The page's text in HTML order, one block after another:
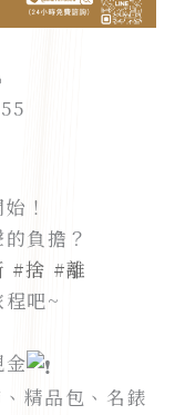
！
負擔？
#捨 #離
吧~
金
精品包、名錶